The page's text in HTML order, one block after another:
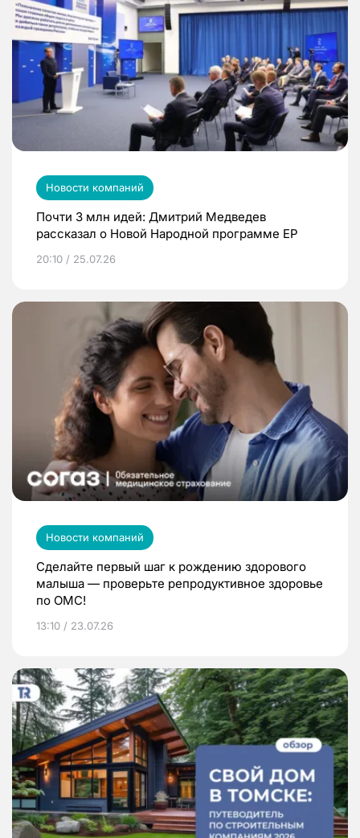
Новости компаний
Почти 3 млн идей: Дмитрий Медведев
рассказал о Новой Народной программе ЕР
20:10 / 25.07.26
Новости компаний
Сделайте первый шаг к рождению здорового
малыша — проверьте репродуктивное здоровье
по ОМС!
13:10 / 23.07.26